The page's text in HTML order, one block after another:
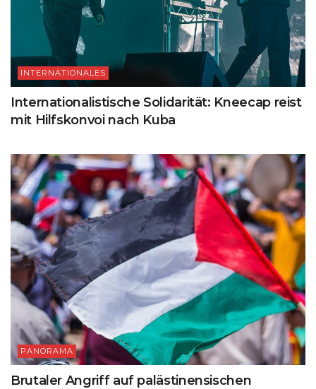
INTERNATIONALES
Internationalistische Solidarität: Kneecap reist
mit Hilfskonvoi nach Kuba
PANORAMA
Brutaler Angriff auf palästinensischen